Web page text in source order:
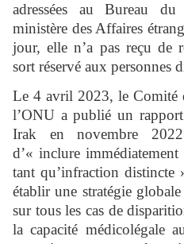
adressées au Bureau
ministère des Affaires
jour, elle n’a pas reçu de
sort réservé aux personnes
Le 4 avril 2023, le Comité
l’ONU a publié un
Irak en novembre
d’« inclure
tant qu’infraction distincte
établir une stratégie
sur tous les cas de
la capacité médicolégale